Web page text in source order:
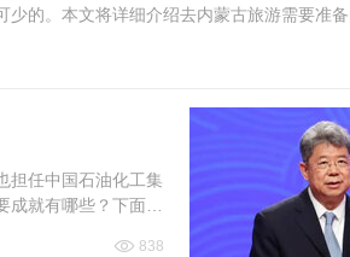
的。本文将详细介绍去内蒙古旅游需要准
担任中国石油化工集
就有哪些？下面是
838